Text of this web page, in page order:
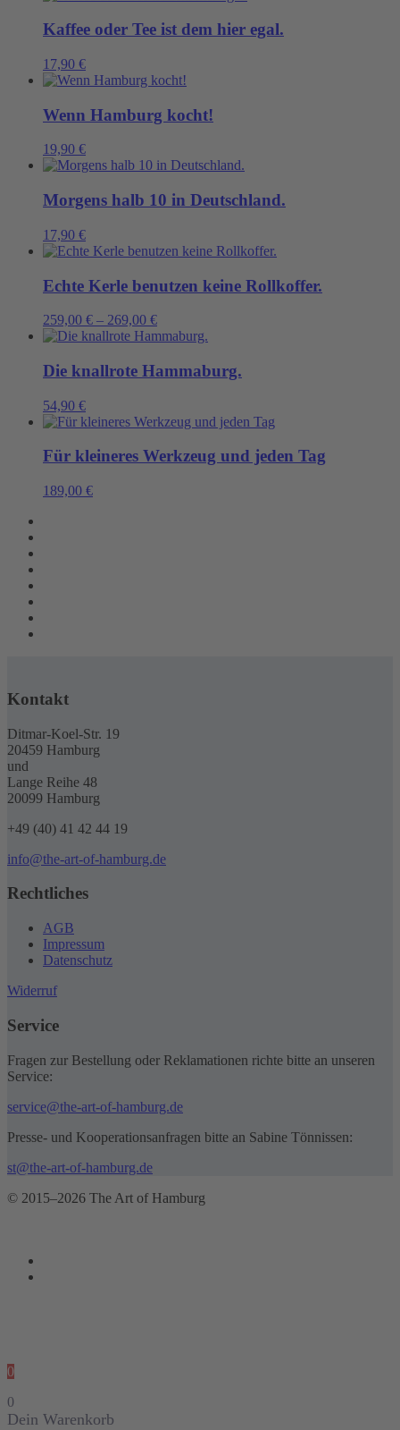
Kaffee oder Tee ist dem hier egal.
17,90 €
Wenn Hamburg kocht!
19,90 €
Morgens halb 10 in Deutschland.
17,90 €
Echte Kerle benutzen keine Rollkoffer.
259,00 € – 269,00 €
Die knallrote Hammaburg.
54,90 €
Für kleineres Werkzeug und jeden Tag
189,00 €
Kontakt
Ditmar-Koel-Str. 19
20459 Hamburg
und
Lange Reihe 48
20099 Hamburg
+49 (40) 41 42 44 19
info@the-art-of-hamburg.de
Rechtliches
AGB
Impressum
Datenschutz
Widerruf
Service
Fragen zur Bestellung oder Reklamationen richte bitte an unseren
Service:
service@the-art-of-hamburg.de
Presse- und Kooperationsanfragen bitte an Sabine Tönnissen:
st@the-art-of-hamburg.de
© 2015–2026 The Art of Hamburg
0
0
Dein Warenkorb